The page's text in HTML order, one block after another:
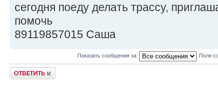
сегодня поеду делать трассу,
помочь
89119857015 Саша
Показать сообщения за: Поле
Ответить